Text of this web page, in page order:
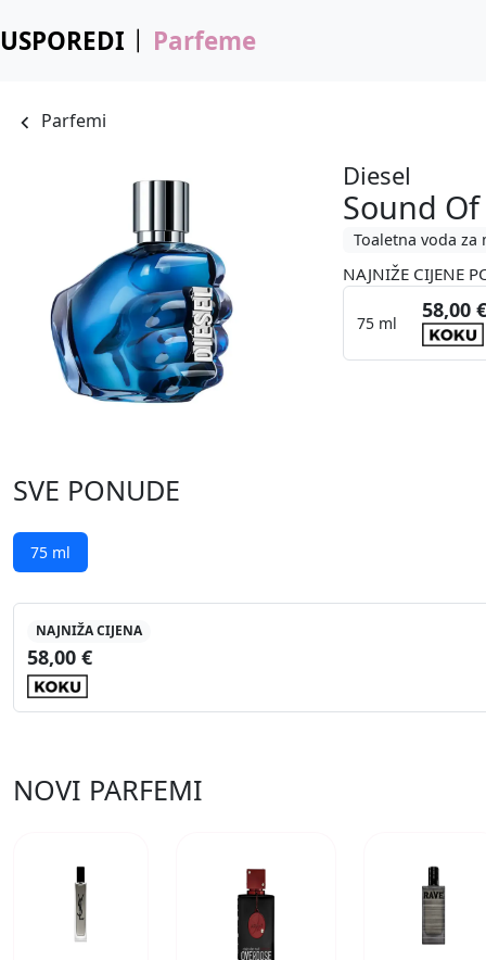
USPOREDI Parfeme
Parfemi
Diesel
Sound
Toaletna voda za
NAJNIŽE CIJENE
75 ml
58,00
SVE PONUDE
75 ml
NAJNIŽA CIJENA
58,00 €
NOVI PARFEMI